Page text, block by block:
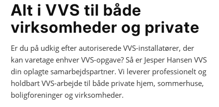
Alt i VVS til både
virksomheder og private
Er du på udkig efter autoriserede VVS-installatører, der
kan varetage enhver VVS-opgave? Så er Jesper Hansen VVS
din oplagte samarbejdspartner. Vi leverer professionelt og
holdbart VVS-arbejde til både private hjem, sommerhuse,
boligforeninger og virksomheder.